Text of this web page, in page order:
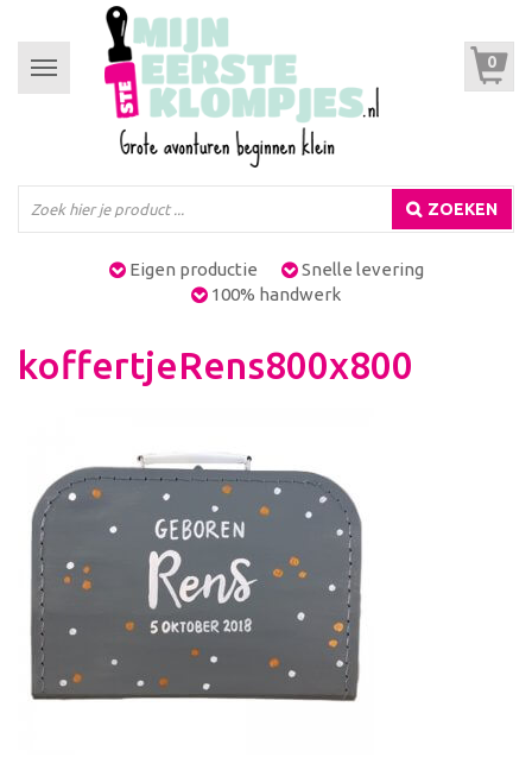
Toggle
navigation
0
ZOEKEN
Eigen productie
Snelle levering
100% handwerk
koffertjeRens800x800